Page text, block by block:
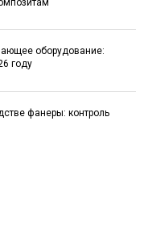
оборудование:
году
фанеры: контроль